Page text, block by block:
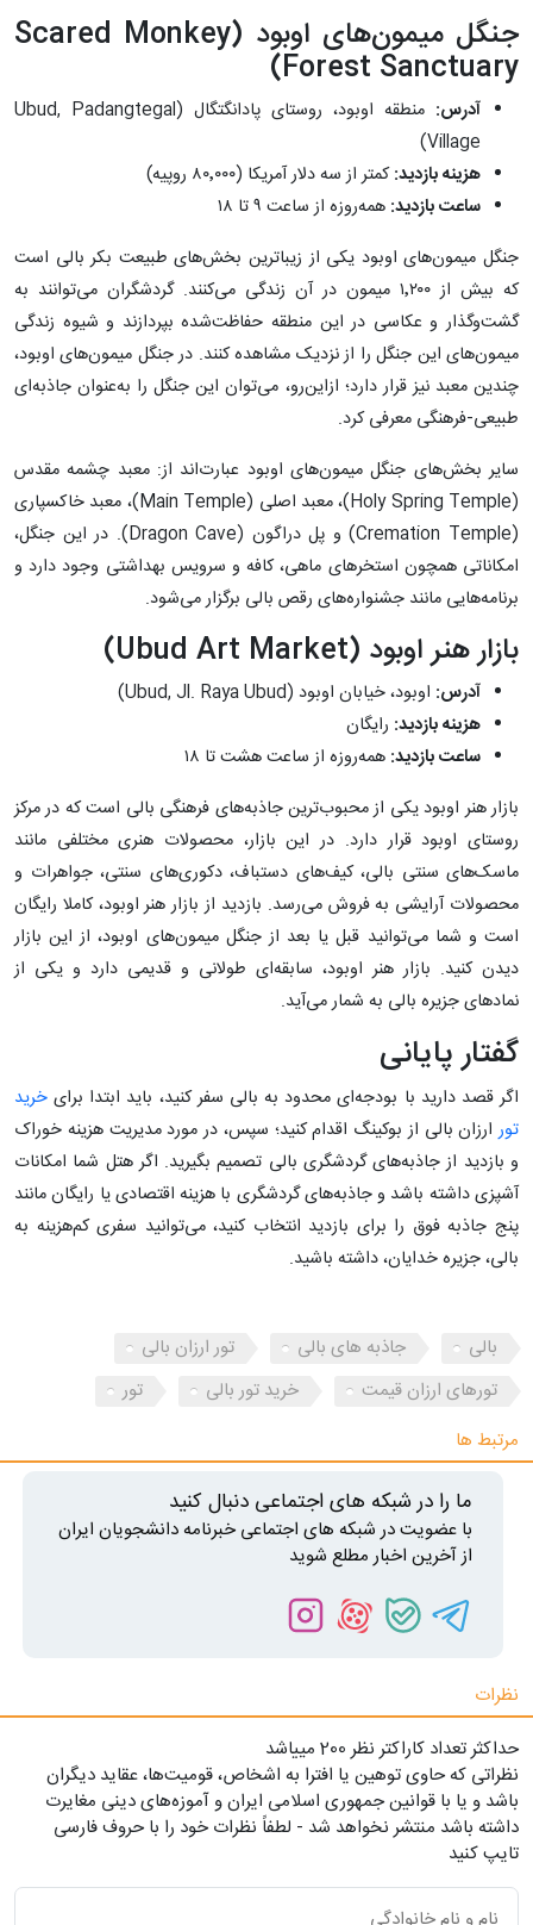
جنگل میمون‌های اوبود (Scared Monkey
Forest Sanctuary)
آدرس:
منطقه اوبود، روستای پادانگتگال (Ubud, Padangtegal
Village)
هزینه بازدید:کمتر از سه دلار آمریکا (۸۰٬۰۰۰ روپیه)
ساعت بازدید: همه‌روزه از ساعت ۹ تا ۱۸
جنگل میمون‌های اوبود یکی از زیباترین بخش‌های طبیعت بکر بالی است
که بیش از ۱٬۲۰۰ میمون در آن زندگی می‌‌کنند. گردشگران می‌توانند به
گشت‌وگذار و عکاسی در این منطقه حفاظت‌شده بپردازند و شیوه زندگی
میمون‌های این جنگل را از نزدیک مشاهده کنند. در جنگل میمون‌های اوبود،
چندین معبد نیز قرار دارد؛ ازاین‌رو، می‌توان این جنگل را به‌عنوان جاذبه‌ای
طبیعی-فرهنگی معرفی کرد.
سایر بخش‌های جنگل میمون‌های اوبود عبارت‌اند از: معبد چشمه مقدس
(Holy Spring Temple)، معبد اصلی (Main Temple)، معبد خاکسپاری
(Cremation Temple) و پل دراگون (Dragon Cave). در این جنگل،
امکاناتی همچون استخرهای ماهی، کافه و سرویس بهداشتی وجود دارد و
برنامه‌هایی مانند جشنواره‌های رقص بالی برگزار می‌شود.
بازار هنر اوبود (Ubud Art Market)
آدرس: اوبود، خیابان اوبود (Ubud, Jl. Raya Ubud)
هزینه بازدید: رایگان
ساعت بازدید: همه‌روزه از ساعت هشت تا ۱۸
بازار هنر اوبود یکی از محبوب‌ترین جاذبه‌های فرهنگی بالی است که در مرکز
روستای اوبود قرار دارد. در این بازار، محصولات هنری مختلفی مانند
ماسک‌های سنتی بالی، کیف‌های دستباف، دکوری‌های سنتی، جواهرات و
محصولات آرایشی به فروش می‌رسد. بازدید از بازار هنر اوبود، کاملا رایگان
است و شما می‌توانید قبل یا بعد از جنگل میمون‌های اوبود، از این بازار
دیدن کنید. بازار هنر اوبود، سابقه‌ای طولانی و قدیمی دارد و یکی از
نمادهای جزیره بالی به شمار می‌آید.
گفتار پایانی
اگر قصد دارید با بودجه‌ای محدود به بالی سفر کنید، باید ابتدا برای خرید
تورارزان بالی از بوکینگ اقدام کنید؛ سپس، در مورد مدیریت هزینه خوراک
و بازدید از جاذبه‌های گردشگری بالی تصمیم‌ بگیرید. اگر هتل شما امکانات
آشپزی داشته باشد و جاذبه‌های گردشگری با هزینه اقتصادی یا رایگان مانند
پنج جاذبه فوق را برای بازدید انتخاب کنید، می‌توانید سفری کم‌هزینه به
بالی، جزیره خدایان، داشته باشید.
بالی جاذبه های بالی
تور ارزان بالی
تورهای ارزان قیمت
خرید تور بالی
تور
مرتبط ها
ما را در شبکه های اجتماعی دنبال کنید
با عضویت در شبکه های اجتماعی خبرنامه دانشجویان ایران
از آخرین اخبار مطلع شوید
نظرات
حداکثر تعداد کاراکتر نظر 200 ميياشد
نظراتی که حاوی توهین یا افترا به اشخاص، قومیت‌ها، عقاید دیگران
باشد و یا با قوانین جمهوری اسلامی ایران و آموزه‌های دینی مغایرت
داشته باشد منتشر نخواهد شد - لطفاً نظرات خود را با حروف فارسی
تایپ کنید